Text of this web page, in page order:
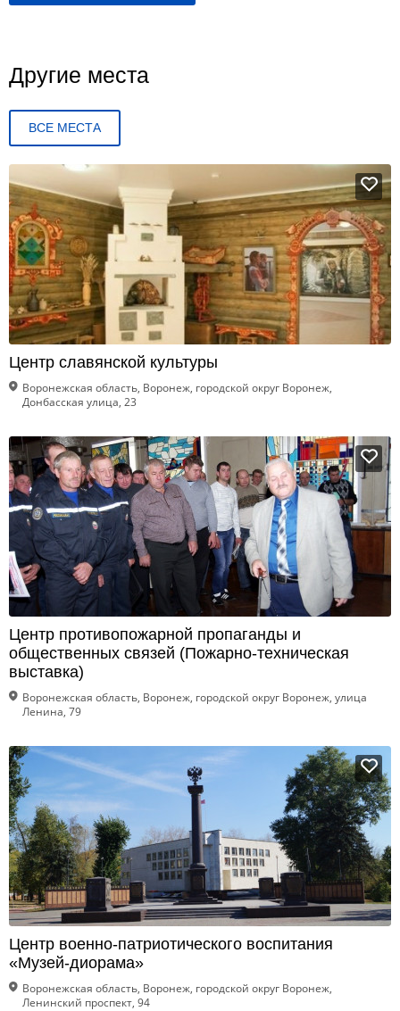
Другие места
ВСЕ МЕСТА
Центр славянской культуры
Воронежская область, Воронеж, городской округ Воронеж,
Донбасская улица, 23
Центр противопожарной пропаганды и
общественных связей (Пожарно-техническая
выставка)
Воронежская область, Воронеж, городской округ Воронеж, улица
Ленина, 79
Центр военно-патриотического воспитания
«Музей-диорама»
Воронежская область, Воронеж, городской округ Воронеж,
Ленинский проспект, 94